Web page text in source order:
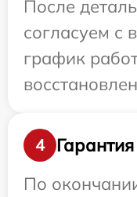
После
согласуем с
график
4
Гарантия
По